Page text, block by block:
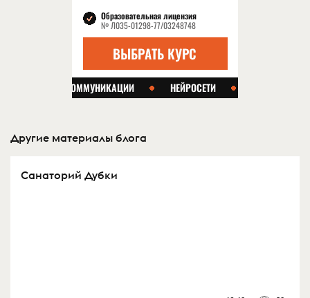
Другие материалы блога
Санаторий Дубки